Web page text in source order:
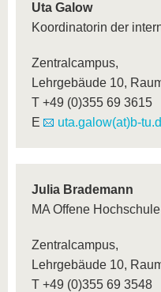
Uta Galow
Koordinatorin der
Zentralcampus,
Lehrgebäude 10,
T +49 (0)355 69 3615
E
uta.galow(at)b-
Julia Brademann
MA Offene Hochschule
Zentralcampus,
Lehrgebäude 10,
T +49 (0)355 69 3548